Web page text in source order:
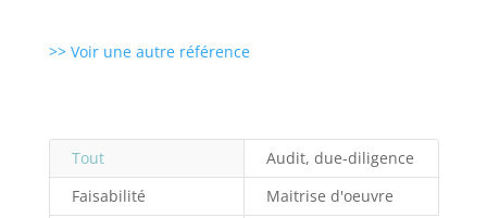
>> Voir une autre référence
Tout
Audit, due-diligence
Faisabilité
Maitrise d'oeuvre